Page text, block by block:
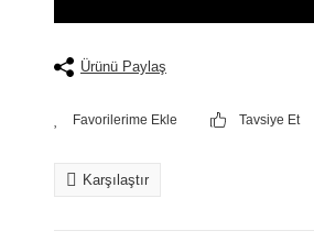
Ürünü Paylaş
Tavsiye Et
Karşılaştır